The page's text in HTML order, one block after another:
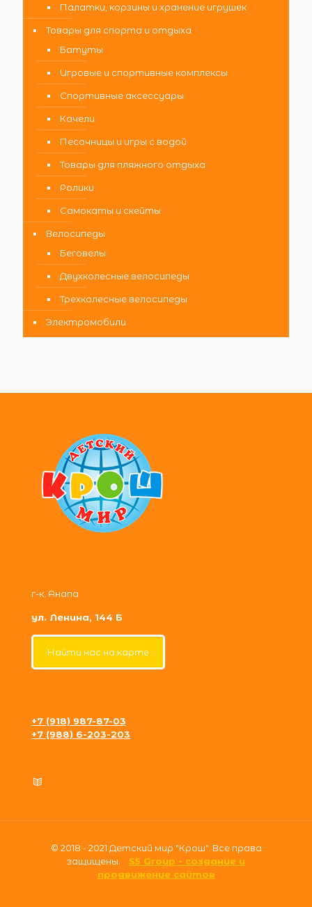
Палатки, корзины и хранение игрушек
Товары для спорта и отдыха
Батуты
Игровые и спортивные комплексы
Спортивные аксессуары
Качели
Песочницы и игры с водой
Товары для пляжного отдыха
Ролики
Самокаты и скейты
Велосипеды
Беговелы
Двухколесные велосипеды
Трехколесные велосипеды
Электромобили
г-к. Анапа
ул. Ленина, 144 Б
Найти нас на карте
+7 (918) 987-87-03
+7 (988) 6-203-203
© 2018 - 2021 Детский мир "Крош". Все права
защищены. S5 Group - создание и
продвижение сайтов